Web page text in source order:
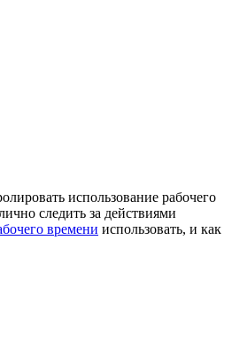
использование рабочего
следить за действиями
времени использовать, и как